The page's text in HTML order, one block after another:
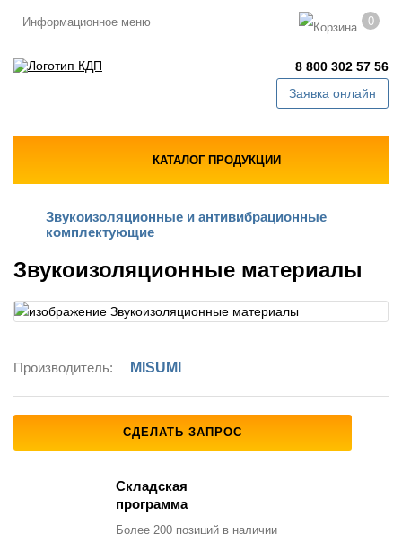
Информационное меню 0
8 800 302 57 56
Заявка онлайн
КАТАЛОГ ПРОДУКЦИИ
Звукоизоляционные и антивибрационные
комплектующие
Звукоизоляционные материалы
Производитель: MISUMI
СДЕЛАТЬ ЗАПРОС
Складская
программа
Более 200 позиций в наличии